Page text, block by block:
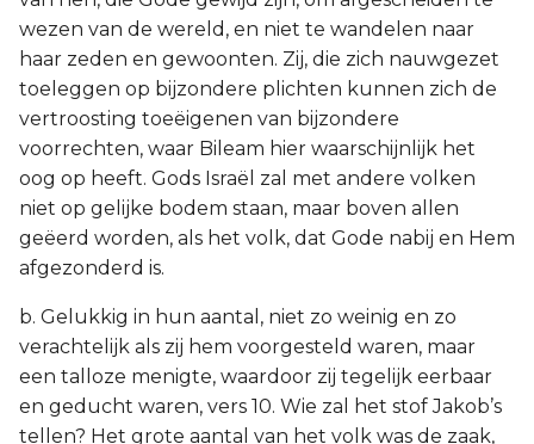
wezen van de wereld, en niet te wandelen naar
haar zeden en gewoonten. Zij, die zich nauwgezet
toeleggen op bijzondere plichten kunnen zich de
vertroosting toeëigenen van bijzondere
voorrechten, waar Bileam hier waarschijnlijk het
oog op heeft. Gods Israël zal met andere volken
niet op gelijke bodem staan, maar boven allen
geëerd worden, als het volk, dat Gode nabij en Hem
afgezonderd is.
b. Gelukkig in hun aantal, niet zo weinig en zo
verachtelijk als zij hem voorgesteld waren, maar
een talloze menigte, waardoor zij tegelijk eerbaar
en geducht waren, vers 10. Wie zal het stof Jakob’s
tellen? Het grote aantal van het volk was de zaak,